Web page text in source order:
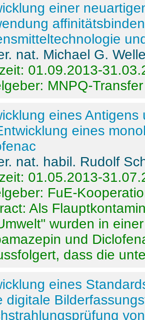
einer
nat. Michael G.
01.09.2013-
MNPQ-Transfer
eines
eines
nat. habil. Rudolf
01.05.2013-
FuE-
Als
wurden in
und
dass die
eines
digitale